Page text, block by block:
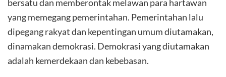
bersatu dan memberontak melawan para hartawan
yang memegang pemerintahan. Pemerintahan lalu
dipegang rakyat dan kepentingan umum diutamakan,
dinamakan demokrasi. Demokrasi yang diutamakan
adalah kemerdekaan dan kebebasan.